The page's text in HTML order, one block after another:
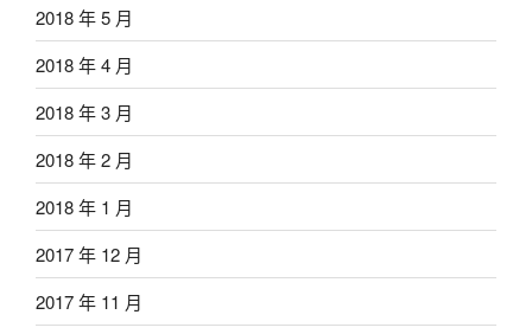
2018 年 5 月
2018 年 4 月
2018 年 3 月
2018 年 2 月
2018 年 1 月
2017 年 12 月
2017 年 11 月